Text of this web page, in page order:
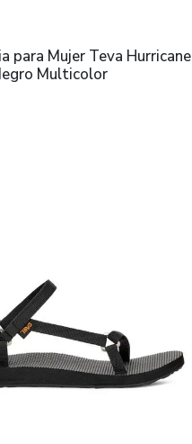
para Mujer Teva Hurricane
Multicolor